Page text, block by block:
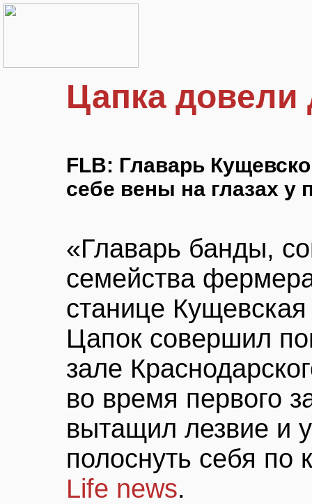
Цапка довели
FLB: Главарь
себе вены на глазах
«Главарь банды,
семейства
станице
Цапок совершил
зале
во время первого
вытащил лезвие и
полоснуть себя по
Life news.